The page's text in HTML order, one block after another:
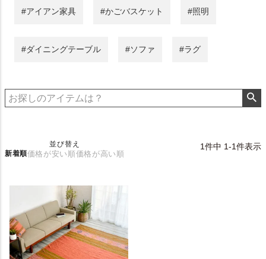
#アイアン家具 #かごバスケット #照明
#ダイニングテーブル #ソファ #ラグ
並び替え
新着順価格が安い順価格が高い順
1件中 1-1件表示